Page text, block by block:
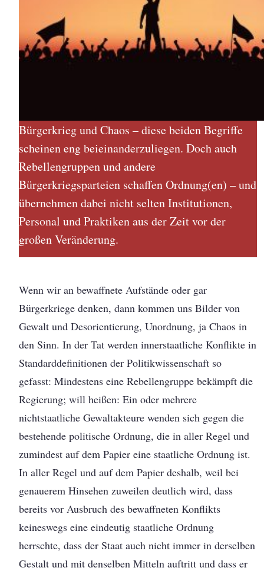
Bürgerkrieg und Chaos – diese beiden Begriffe
scheinen eng beieinanderzuliegen. Doch auch
Rebellengruppen und andere
Bürgerkriegsparteien schaffen Ordnung(en) – und
übernehmen dabei nicht selten Institutionen,
Personal und Praktiken aus der Zeit vor der
großen Veränderung.
Wenn wir an bewaffnete Aufstände oder gar
Bürgerkriege denken, dann kommen uns Bilder von
Gewalt und Desorientierung, Unordnung, ja Chaos in
den Sinn. In der Tat werden innerstaatliche Konflikte in
Standarddefinitionen der Politikwissenschaft so
gefasst: Mindestens eine Rebellengruppe bekämpft die
Regierung; will heißen: Ein oder mehrere
nichtstaatliche Gewaltakteure wenden sich gegen die
bestehende politische Ordnung, die in aller Regel und
zumindest auf dem Papier eine staatliche Ordnung ist.
In aller Regel und auf dem Papier deshalb, weil bei
genauerem Hinsehen zuweilen deutlich wird, dass
bereits vor Ausbruch des bewaffneten Konflikts
keineswegs eine eindeutig staatliche Ordnung
herrschte, dass der Staat auch nicht immer in derselben
Gestalt und mit denselben Mitteln auftritt und dass er